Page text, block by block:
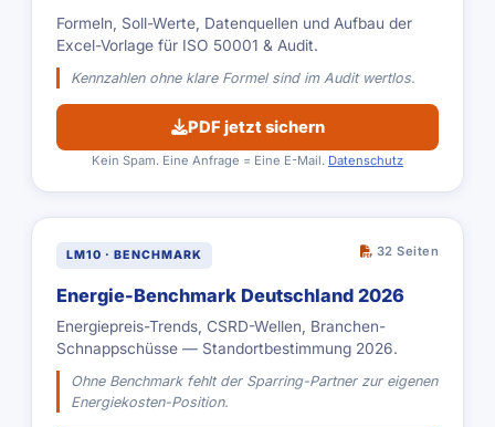
Formeln, Soll-Werte, Datenquellen und Aufbau der
Excel-Vorlage für ISO 50001 & Audit.
Kennzahlen ohne klare Formel sind im Audit wertlos.
PDF jetzt sichern
Kein Spam. Eine Anfrage = Eine E-Mail. Datenschutz
LM10 · BENCHMARK 32 Seiten
Energie-Benchmark Deutschland 2026
Energiepreis-Trends, CSRD-Wellen, Branchen-
Schnappschüsse — Standortbestimmung 2026.
Ohne Benchmark fehlt der Sparring-Partner zur eigenen
Energiekosten-Position.